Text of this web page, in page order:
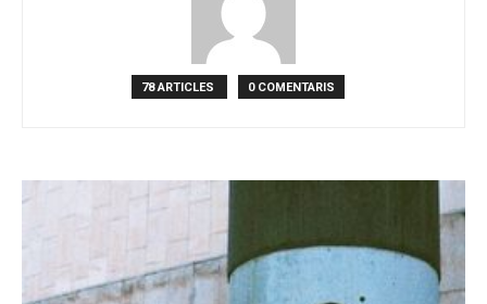
78 ARTICLES 0 COMENTARIS